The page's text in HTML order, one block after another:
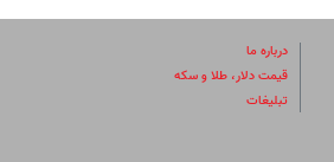
درباره ما
قیمت دلار، طلا و سکه
تبلیغات